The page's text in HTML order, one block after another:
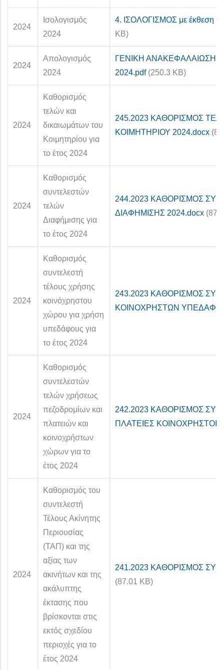
2024
Ισολογισμός
2024
4. ΙΣΟΛΟΓΙΣΜΟΣ με έκθεση
KB)
2024
Απολογισμός
2024
ΓΕΝΙΚΗ ΑΝΑΚΕΦΑΛΑΙΩΣΗ
2024.pdf (250.3 KB)
2024
Καθορισμός
τελών και
δικαιωμάτων του
Κοιμητηρίου για
το έτος 2024
245.2023 ΚΑΘΟΡΙΣΜΟΣ
ΚΟΙΜΗΤΗΡΙΟΥ 2024.docx
2024
Καθορισμός
συντελεστών
τελών
Διαφήμισης για
το έτος 2024
244.2023 ΚΑΘΟΡΙΣΜΟΣ
ΔΙΑΦΗΜΙΣΗΣ 2024.docx
2024
Καθορισμός
συντελεστή
τέλους χρήσης
κοινόχρηστου
χώρου για χρήση
υπεδάφους για
το έτος 2024
243.2023 ΚΑΘΟΡΙΣΜΟΣ
ΚΟΙΝΟΧΡΗΣΤΩΝ ΥΠΕΔΑΦΟΣ
2024
Καθορισμός
συντελεστών
τελών χρήσεως
πεζοδρομίων και
πλατειών και
κοινοχρήστων
χώρων για το
έτος 2024
242.2023 ΚΑΘΟΡΙΣΜΟΣ
ΠΛΑΤΕΙΕΣ ΚΟΙΝΟΧΡΗΣΤΟΙ
2024
Καθορισμός του
συντελεστή
Τέλους Ακίνητης
Περιουσίας
(ΤΑΠ) και της
αξίας των
ακινήτων και της
ακάλυπτης
έκτασης που
βρίσκονται στις
εκτός σχεδίου
περιοχές για το
έτος 2024
241.2023 ΚΑΘΟΡΙΣΜΟΣ
(87.01 KB)